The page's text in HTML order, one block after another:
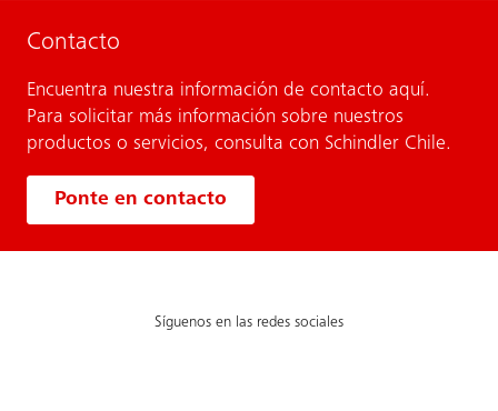
Contacto
Encuentra nuestra información de contacto aquí.
Para solicitar más información sobre nuestros
productos o servicios, consulta con Schindler Chile.
Ponte en contacto
Síguenos en las redes sociales